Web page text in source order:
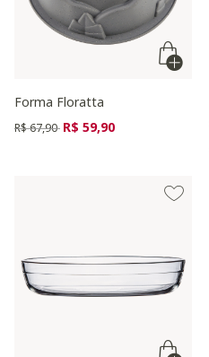
Forma Floratta
Preço reduzido de
R$ 67,90 para
R$ 59,90